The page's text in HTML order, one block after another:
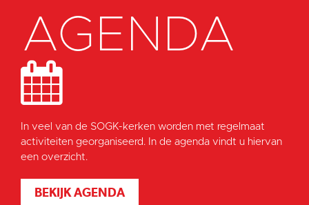
AGENDA
In veel van de SOGK-kerken worden met regelmaat
activiteiten georganiseerd. In de agenda vindt u hiervan
een overzicht.
BEKIJK AGENDA